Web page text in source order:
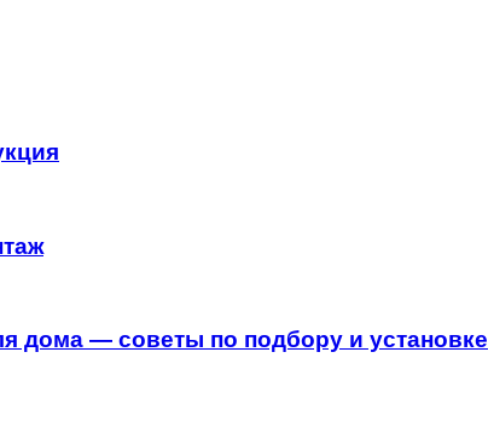
дома — советы по подбору и установке